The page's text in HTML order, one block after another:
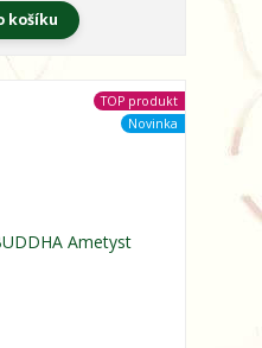
košíku
TOP produkt
Novinka